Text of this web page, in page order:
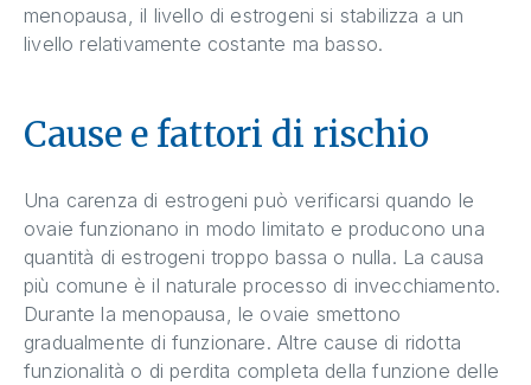
menopausa, il livello di estrogeni si stabilizza a un
livello relativamente costante ma basso.
Cause e fattori di rischio
Una carenza di estrogeni può verificarsi quando le
ovaie funzionano in modo limitato e producono una
quantità di estrogeni troppo bassa o nulla. La causa
più comune è il naturale processo di invecchiamento.
Durante la menopausa, le ovaie smettono
gradualmente di funzionare. Altre cause di ridotta
funzionalità o di perdita completa della funzione delle